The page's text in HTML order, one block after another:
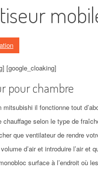
[google_cloaking]
pour chambre
mitsubishi il fonctionne tout
chauffage selon le type de
que ventilateur de rendre
d’air et introduire l’air et
surface à l’endroit où